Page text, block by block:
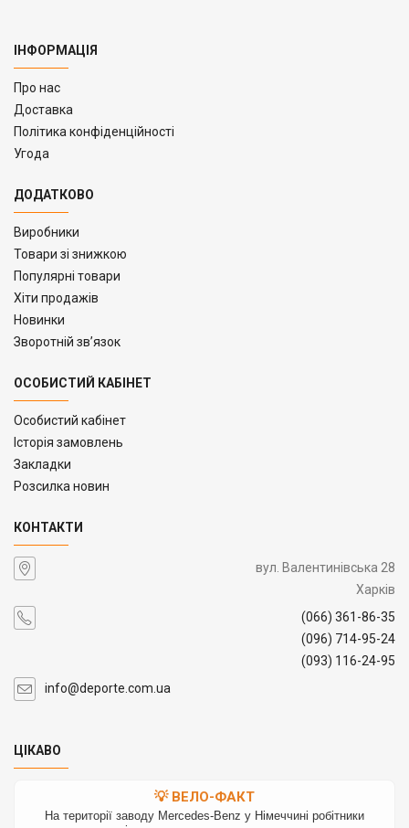
ІНФОРМАЦІЯ
Про нас
Доставка
Політика конфіденційності
Угода
ДОДАТКОВО
Виробники
Товари зі знижкою
Популярні товари
Хіти продажів
Новинки
Зворотній зв’язок
ОСОБИСТИЙ КАБІНЕТ
Особистий кабінет
Історія замовлень
Закладки
Розсилка новин
КОНТАКТИ
вул. Валентинівська 28
Харків
(066) 361-86-35
(096) 714-95-24
(093) 116-24-95
info@deporte.com.ua
ЦІКАВО
💡 ВЕЛО-ФАКТ
На території заводу Mercedes-Benz у Німеччині робітники